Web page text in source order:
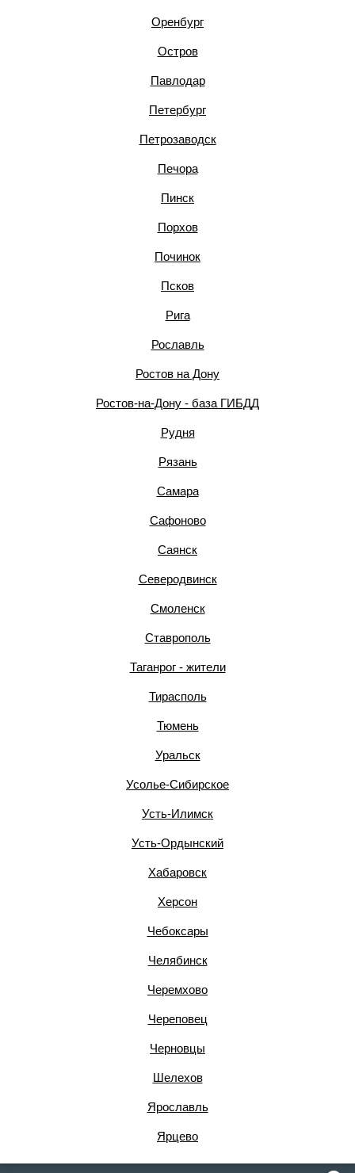
Оренбург
Остров
Павлодар
Петербург
Петрозаводск
Печора
Пинск
Порхов
Починок
Псков
Рига
Рославль
Ростов на Дону
Ростов-на-Дону - база ГИБДД
Рудня
Рязань
Самара
Сафоново
Саянск
Северодвинск
Смоленск
Ставрополь
Таганрог - жители
Тирасполь
Тюмень
Уральск
Усолье-Сибирское
Усть-Илимск
Усть-Ордынский
Хабаровск
Херсон
Чебоксары
Челябинск
Черемхово
Череповец
Черновцы
Шелехов
Ярославль
Ярцево